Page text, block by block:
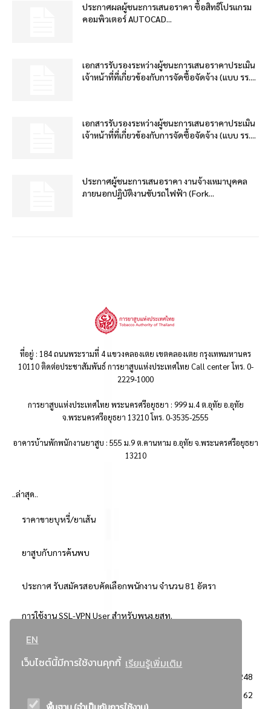
EN
เว็บไซต์นี้มีการใช้งานคุกกี้ เรียนรู้เพิ่มเติม
ประกาศผลผู้ชนะการเสนอราคา ซื้อสิทธิโปรแกรม
คอมพิวเตอร์ AUTOCAD...
เอกสารรับรองระหว่างผู้ชนะการเสนอราคาประเมิน
เจ้าหน้าที่ที่เกี่ยวข้องกับการจัดซื้อจัดจ้าง (แบบ รร....
เอกสารรับรองระหว่างผู้ชนะการเสนอราคาประเมิน
เจ้าหน้าที่ที่เกี่ยวข้องกับการจัดซื้อจัดจ้าง (แบบ รร....
ประกาศผู้ชนะการเสนอราคา งานจ้างเหมาบุคคล
ภายนอกปฏิบัติงานขับรถไฟฟ้า (Fork...
ที่อยู่ : 184 ถนนพระรามที่ 4 แขวงคลองเตย เขตคลองเตย กรุงเทพมหานคร
10110 ติดต่อประชาสัมพันธ์ การยาสูบแห่งประเทศไทย Call center โทร. 0-
2229-1000
การยาสูบแห่งประเทศไทย พระนครศรีอยุธยา : 999 ม.4 ต.อุทัย อ.อุทัย
จ.พระนครศรีอยุธยา 13210 โทร. 0-3535-2555
อาคารบ้านพักพนักงานยาสูบ : 555 ม.9 ต.คานหาม อ.อุทัย จ.พระนครศรีอยุธยา
13210
..ล่าสุด..
ราคาขายบุหรี่/ยาเส้น
ยาสูบกับการค้นพบ
ประกาศ รับสมัครสอบคัดเลือกพนักงาน จำนวน 81 อัตรา
การใช้งาน SSL-VPN User สำหรับพนง.ยสท.
..ยอดนิยม..
3248
2362